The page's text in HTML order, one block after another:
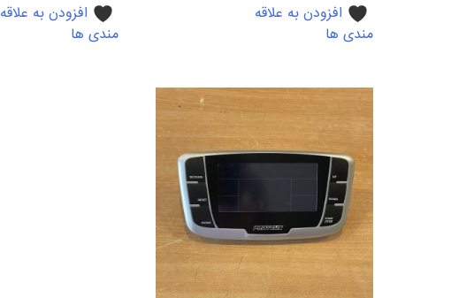
افزودن به علاقه
مندی ها
افزودن به علاقه
مندی ها